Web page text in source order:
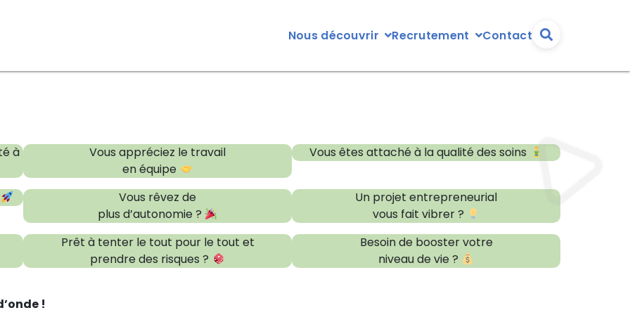
Nous découvrir Recrutement Contact
à
Vous appréciez le travail
en équipe
Vous êtes attaché à la qualité des soins
Vous rêvez de
plus d’autonomie ?
Un projet entrepreneurial
vous fait vibrer ?
Prêt à tenter le tout pour le tout et
prendre des risques ?
Besoin de booster votre
niveau de vie ?
!